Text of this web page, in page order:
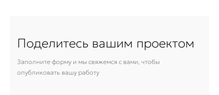
Поделитесь вашим проектом
Заполните форму и мы свяжемся с вами, чтобы
опубликовать вашу работу